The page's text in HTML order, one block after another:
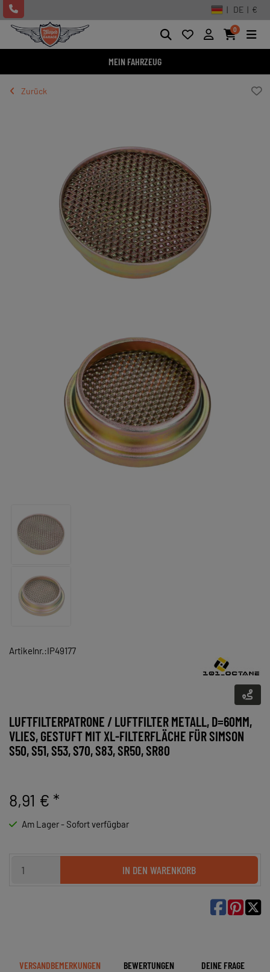
| DE | €
0
MEIN FAHRZEUG
Zurück
Artikelnr.:IP49177
LUFTFILTERPATRONE / LUFTFILTER METALL, D=60MM,
VLIES, GESTUFT MIT XL-FILTERFLÄCHE FÜR SIMSON
S50, S51, S53, S70, S83, SR50, SR80
8,91 € *
Am Lager - Sofort verfügbar
IN DEN WARENKORB

VERSANDBEMERKUNGEN BEWERTUNGEN
DEINE FRAGE